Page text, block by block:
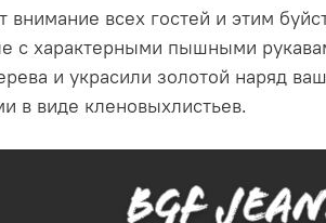
всех гостей и этим
с характерными пышными
и украсили золотой наряд
в виде кленовыхлистьев.